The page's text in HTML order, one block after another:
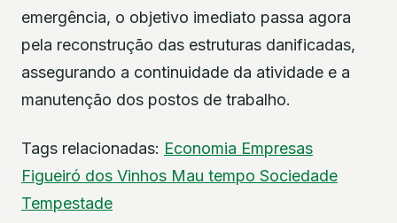
emergência, o objetivo imediato passa agora
pela reconstrução das estruturas danificadas,
assegurando a continuidade da atividade e a
manutenção dos postos de trabalho.
Tags relacionadas: Economia Empresas
Figueiró dos Vinhos Mau tempo Sociedade
Tempestade